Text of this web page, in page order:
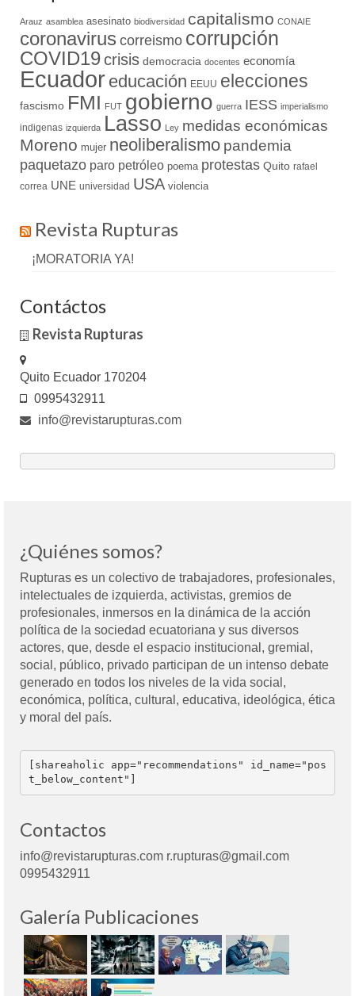
Arauz asamblea asesinato biodiversidad capitalismo CONAIE
coronavirus correismo corrupción
COVID19crisis democracia docentes economía
Ecuador educación EEUU elecciones
fascismo FMI FUT gobierno guerra IESS imperialismo
indigenas izquierda Lasso Ley medidas económicas
Moreno mujer neoliberalismo pandemia
paquetazo paro petróleo poema protestas Quito rafael
correa UNE universidad USA violencia
Revista Rupturas
¡MORATORIA YA!
Contáctos
Revista Rupturas
Quito Ecuador 170204
0995432911
info@revistarupturas.com
¿Quiénes somos?
Rupturas es un colectivo de trabajadores, profesionales,
intelectuales de izquierda, activistas, gremios de
profesionales, inmersos en la dinámica de la acción
política de la sociedad ecuatoriana y sus diversos
actores, que, desde el espacio institucional, gremial,
social, público, privado participan de un intenso debate
generado en todos los niveles de la vida social,
económica, política, cultural, educativa, ideológica, ética
y moral del país.
[shareaholic app="recommendations" id_name="pos
t_below_content"]
Contactos
info@revistarupturas.com r.rupturas@gmail.com
0995432911
Galería Publicaciones